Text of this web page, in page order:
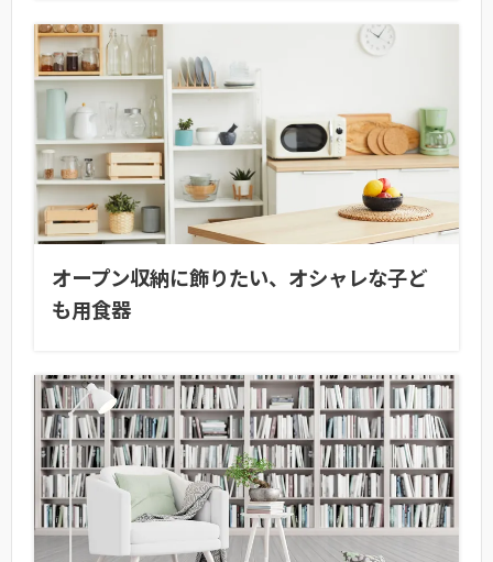
オープン収納に飾りたい、オシャレな子ど
も用食器